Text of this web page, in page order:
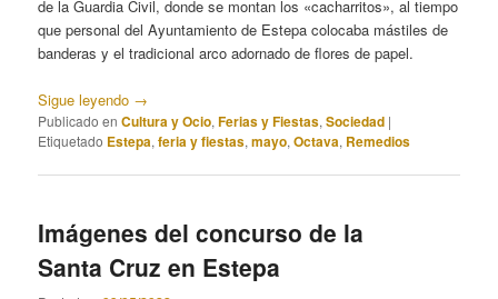
de la Guardia Civil, donde se montan los «cacharritos», al tiempo
que personal del Ayuntamiento de Estepa colocaba mástiles de
banderas y el tradicional arco adornado de flores de papel.
Sigue leyendo →
Publicado en Cultura y Ocio,Ferias y Fiestas,Sociedad |
Etiquetado Estepa,feria y fiestas,mayo,Octava, Remedios
Imágenes del concurso de la
Santa Cruz en Estepa